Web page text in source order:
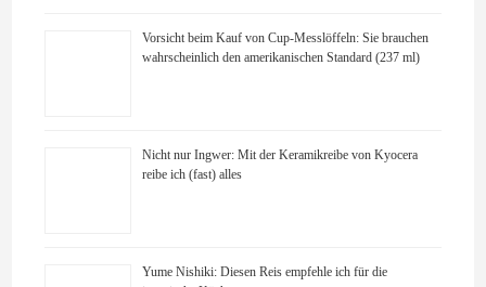
Vorsicht beim Kauf von Cup-Messlöffeln: Sie brauchen
wahrscheinlich den amerikanischen Standard (237 ml)
Nicht nur Ingwer: Mit der Keramikreibe von Kyocera
reibe ich (fast) alles
Yume Nishiki: Diesen Reis empfehle ich für die